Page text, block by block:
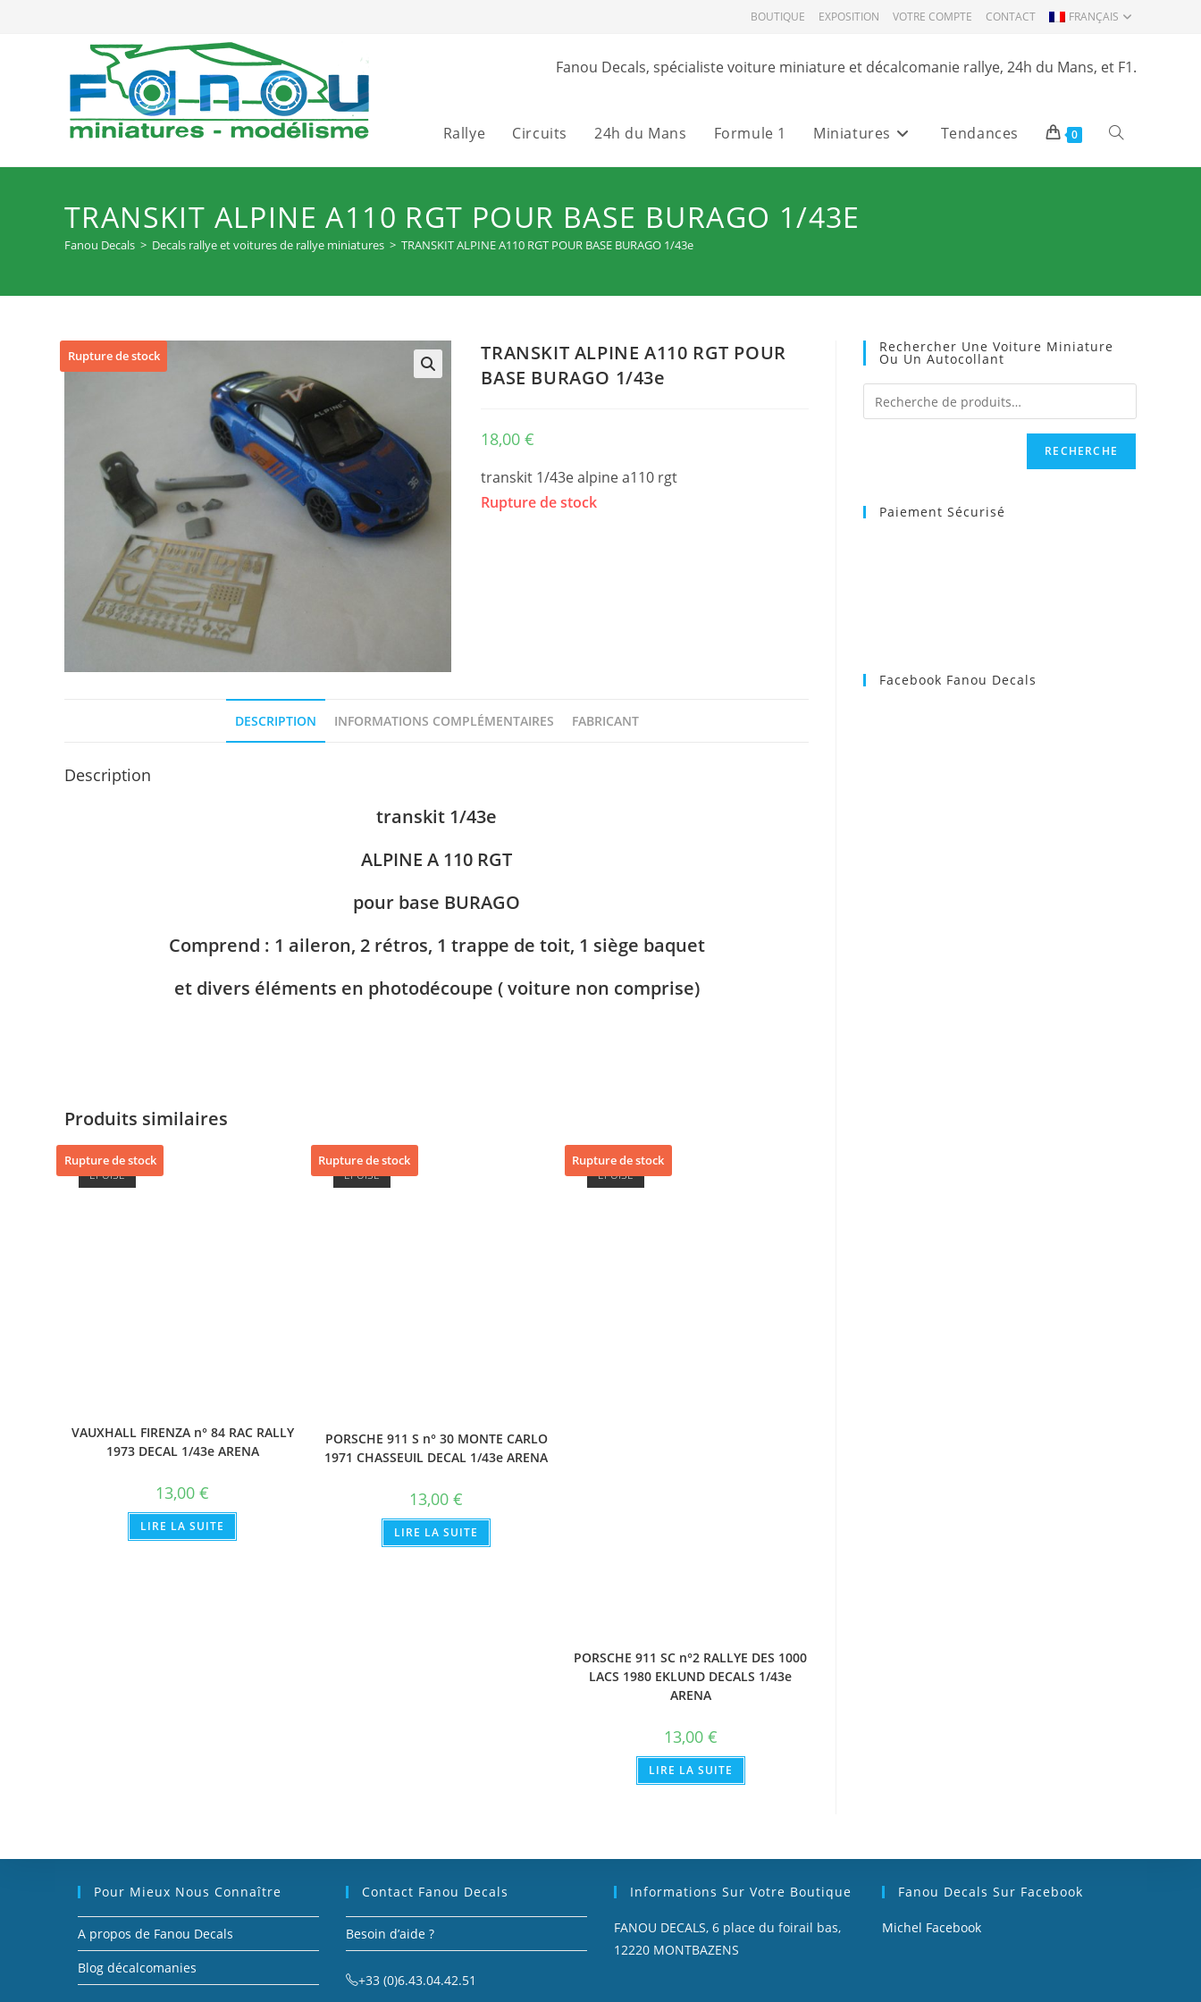
BOUTIQUE EXPOSITION VOTRE COMPTE CONTACT FRANÇAIS
Fanou Decals, spécialiste voiture miniature et décalcomanie rallye, 24h du Mans, et F1.
Rallye Circuits 24h du Mans Formule 1 Miniatures Tendances 0 Toggle
TRANSKIT ALPINE A110 RGT POUR BASE BURAGO 1/43E
Fanou Decals > Decals rallye et voitures de rallye miniatures > TRANSKIT ALPINE A110 RGT POUR BASE BURAGO 1/43e
Rupture de stock
TRANSKIT ALPINE A110 RGT POUR
BASE BURAGO 1/43e
18,00€
transkit 1/43e alpine a110 rgt
Rupture de stock
DESCRIPTION INFORMATIONS COMPLÉMENTAIRES FABRICANT
Description
transkit 1/43e
ALPINE A 110 RGT
pour base BURAGO
Comprend : 1 aileron, 2 rétros, 1 trappe de toit, 1 siège baquet
et divers éléments en photodécoupe ( voiture non comprise)
Produits similaires
Rupture de stock
ÉPUISÉ
VAUXHALL FIRENZA n° 84 RAC RALLY
1973 DECAL 1/43e ARENA
13,00€
LIRE LA SUITE
Rupture de stock
ÉPUISÉ
PORSCHE 911 S n° 30 MONTE CARLO
1971 CHASSEUIL DECAL 1/43e ARENA
13,00€
LIRE LA SUITE
Rupture de stock
ÉPUISÉ
PORSCHE 911 SC n°2 RALLYE DES 1000
LACS 1980 EKLUND DECALS 1/43e
ARENA
13,00 €
LIRE LA SUITE
Rechercher Une Voiture Miniature
Ou Un Autocollant
RECHERCHE
Paiement Sécurisé
Facebook Fanou Decals
Pour Mieux Nous Connaître
A propos de Fanou Decals
Blog décalcomanies
Contact Fanou Decals
Besoin d’aide ?
+33 (0)6.43.04.42.51
Informations Sur Votre Boutique
FANOU DECALS, 6 place du foirail bas,
12220 MONTBAZENS
Fanou Decals Sur Facebook
Michel Facebook